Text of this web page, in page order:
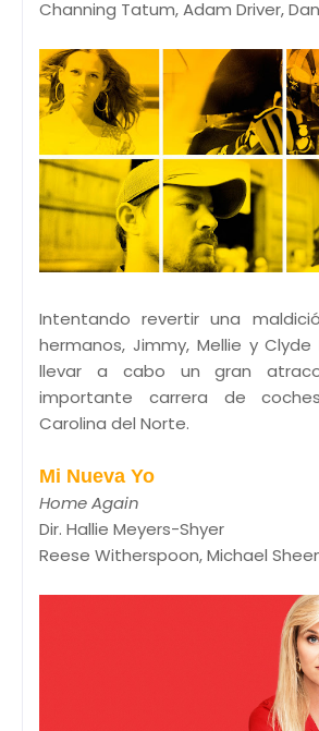
Channing Tatum, Adam Driver,
Intentando revertir una
hermanos, Jimmy, Mellie y
llevar a cabo un gran
importante carrera de
Carolina del Norte.
Mi Nueva Yo
Home Again
Dir. Hallie Meyers-Shyer
Reese Witherspoon, Michael